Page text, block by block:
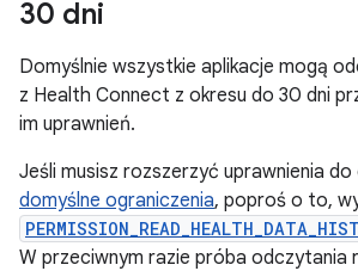
30 dni
Domyślnie wszystkie aplikacje mogą
z Health Connect z okresu do 30 dni
im uprawnień.
Jeśli musisz rozszerzyć uprawnienia
domyślne ograniczenia, poproś o to,
W przeciwnym razie próba odczytania